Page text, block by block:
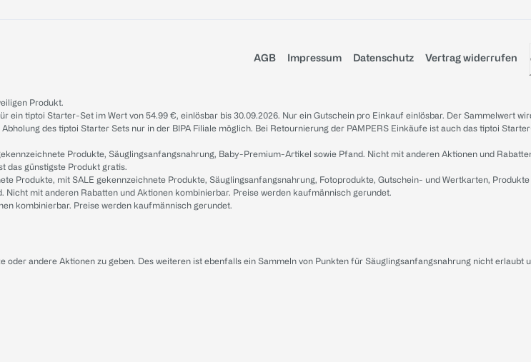
AGB Impressum Datenschutz Vertrag widerrufen
Produkt.
ein tiptoi Starter-Set im Wert von 54.99 €, einlösbar bis 30.09.2026. Nur ein Gutschein pro Einkauf einlösbar. Der Sammelwert
des tiptoi Starter Sets nur in der BIPA Filiale möglich. Bei Retournierung der PAMPERS Einkäufe ist auch das tiptoi
Produkte, Säuglingsanfangsnahrung, Baby-Premium-Artikel sowie Pfand. Nicht mit anderen Aktionen und
das günstigste Produkt gratis.
Produkte, mit SALE gekennzeichnete Produkte, Säuglingsanfangsnahrung, Fotoprodukte, Gutschein- und Wertkarten,
Nicht mit anderen Rabatten und Aktionen kombinierbar. Preise werden kaufmännisch gerundet.
kombinierbar. Preise werden kaufmännisch gerundet.
andere Aktionen zu geben. Des weiteren ist ebenfalls ein Sammeln von Punkten für Säuglingsanfangsnahrung nicht erlaubt